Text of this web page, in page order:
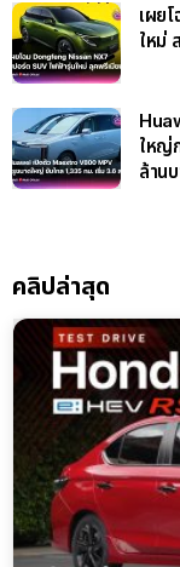
เผย
ใหม่
ใหญ่
ล้าน
คลิปล่าสุด